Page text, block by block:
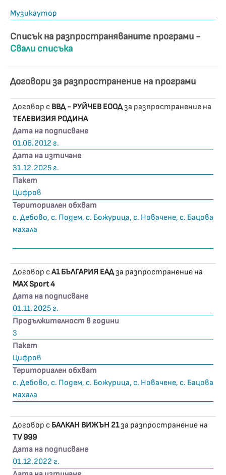
Музикаутор
Списък на разпространяваните програми -
Свали списъка
Договори за разпространение на програми
Договор с ВВД - РУЙЧЕВ ЕООДза разпространение на
ТЕЛЕВИЗИЯ РОДИНА
Дата на подписване
01.06.2012 г.
Дата на изтичане
31.12.2025 г.
Пакет
Цифров
Териториален обхват
с. Дебово, с. Подем, с. Божурица, с. Новачене, с. Бацова
махала
Договор сА1 БЪЛГАРИЯ ЕАДза разпространение на
MAX Sport 4
Дата на подписване
01.11.2025 г.
Продължителност в години
3
Пакет
Цифров
Териториален обхват
с. Дебово, с. Подем, с. Божурица, с. Новачене, с. Бацова
махала
Договор с БАЛКАН ВИЖЪН 21за разпространение на
TV 999
Дата на подписване
01.12.2022 г.